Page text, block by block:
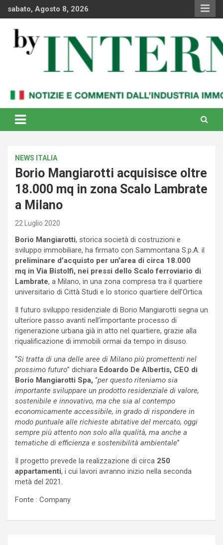
sabato, Agosto 8, 2026
By Internews
internazionale
NEWS ITALIA
Borio Mangiarotti acquisisce oltre
18.000 mq in zona Scalo Lambrate
a Milano
22 Luglio 2020
Borio Mangiarotti, storica società di costruzioni e
sviluppo immobiliare, ha firmato con Sammontana S.p.A. il
preliminare d’acquisto per un’area di circa 18.000
mq in Via Bistolfi, nei pressi dello Scalo ferroviario di
Lambrate, a Milano, in una zona compresa tra il quartiere
universitario di Città Studi e lo storico quartiere dell’Ortica.
Il futuro sviluppo residenziale di Borio Mangiarotti segna un
ulteriore passo avanti nell’importante processo di
rigenerazione urbana già in atto nel quartiere, grazie alla
riqualificazione di immobili ormai da tempo in disuso.
“Si tratta di una delle aree di Milano più promettenti nel
prossimo futuro” dichiara Edoardo De Albertis, CEO di
Borio Mangiarotti Spa, “per questo riteniamo sia
importante sviluppare un prodotto residenziale di valore,
sostenibile e innovativo, ma che sia al contempo
economicamente accessibile, in grado di rispondere in
modo puntuale alle richieste abitative del mercato, oggi
sempre più attento non solo alla qualità, ma anche a
tematiche di efficienza e sostenibilità ambientale”
Il progetto prevede la realizzazione di circa 250
appartamenti, i cui lavori avranno inizio nella seconda
metà del 2021.
Fonte : Company